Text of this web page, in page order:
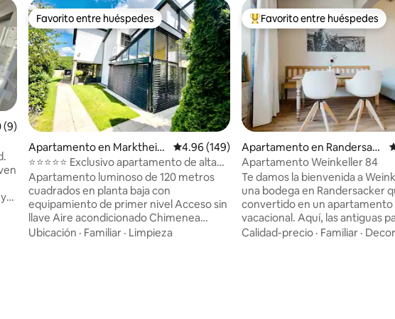
promedio: 5.0 de 5, 9 reseñas
(9)
y
Favorito entre huéspedes
Favorito entre huéspedes
Apartamento en Marktheid
enfeld
Calificación promedio: 4.96 de 5, 149 reseñas
4.96 (149)
⭐️⭐️⭐️⭐️⭐️ Exclusivo apartamento de alta
calidad en Spessart
Apartamento luminoso de 120 metros
cuadrados en planta baja con
equipamiento de primer nivel Acceso sin
llave Aire acondicionado Chimenea
interior. Pisos de madera Cocina
Ubicación · Familiar · Limpieza
Favorito entre huéspedes
Favorito entre huéspedes
Apartamento en Randersack
er
Apartamento Weinkeller 84
Te damos la bienvenida a
una bodega en Randersacker
convertido en un apartamento
vacacional. Aquí, las antiguas
piedra y los muebles
Calidad-precio · Familiar ·